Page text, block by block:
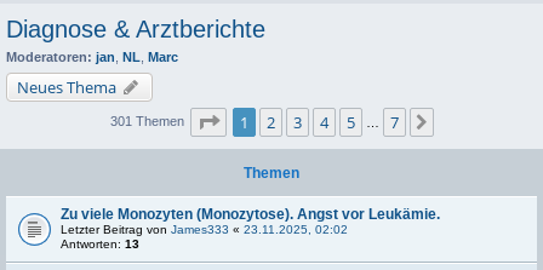
Diagnose & Arztberichte
Moderatoren: jan NL Marc
Neues Thema
301 Themen Seite von
1 2 3 4 5 7
Themen
Zu viele Monozyten (Monozytose). Angst vor Leukämie.
Letzter Beitrag von James333 « 23.11.2025, 02:02
Antworten: 13